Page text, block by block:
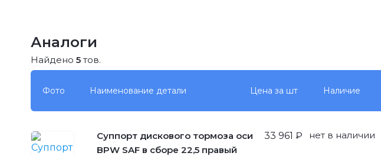
Аналоги
Найдено 5 тов.
Фото Наименование детали Цена за шт Наличие
Суппорт дискового тормоза оси
BPW SAF в сборе 22,5 правый
33 961 ₽ нет в наличии